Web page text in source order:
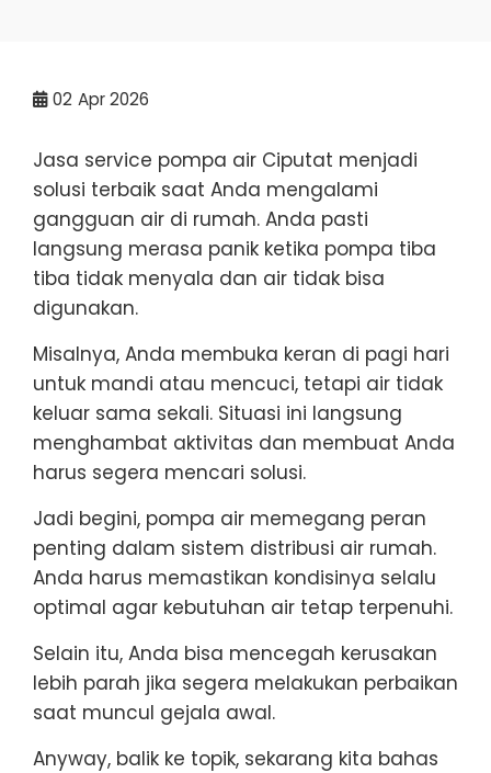
02 Apr 2026
Jasa service pompa air Ciputat menjadi
solusi terbaik saat Anda mengalami
gangguan air di rumah. Anda pasti
langsung merasa panik ketika pompa tiba
tiba tidak menyala dan air tidak bisa
digunakan.
Misalnya, Anda membuka keran di pagi hari
untuk mandi atau mencuci, tetapi air tidak
keluar sama sekali. Situasi ini langsung
menghambat aktivitas dan membuat Anda
harus segera mencari solusi.
Jadi begini, pompa air memegang peran
penting dalam sistem distribusi air rumah.
Anda harus memastikan kondisinya selalu
optimal agar kebutuhan air tetap terpenuhi.
Selain itu, Anda bisa mencegah kerusakan
lebih parah jika segera melakukan perbaikan
saat muncul gejala awal.
Anyway, balik ke topik, sekarang kita bahas